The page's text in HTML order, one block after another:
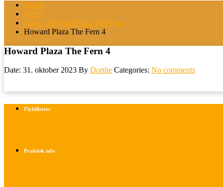
Home
Medie
Agra – Howard Plaza The Fern
Howard Plaza The Fern 4
Howard Plaza The Fern 4
Date: 31. oktober 2023 By Dorthe Categories: No comments
Flybilletter
Praktisk info